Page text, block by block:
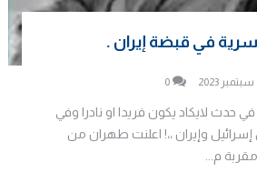
في قبضة إيران .
0
حدث لايكاد يكون فريدا او نادرا وفي
إسرائيل وإيران ،،! اعلنت طهران من
م...